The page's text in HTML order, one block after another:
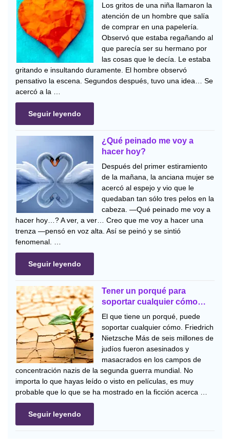
Los gritos de una niña llamaron la
atención de un hombre que salía
de comprar en una papelería.
Observó que estaba regañando al
que parecía ser su hermano por
las cosas que le decía. Le estaba
gritando e insultando duramente. El hombre observó
pensativo la escena. Segundos después, tuvo una idea… Se
acercó a la …
Seguir leyendo
¿Qué peinado me voy a
hacer hoy?
Después del primer estiramiento
de la mañana, la anciana mujer se
acercó al espejo y vio que le
quedaban tan sólo tres pelos en la
cabeza. —Qué peinado me voy a
hacer hoy…? A ver, a ver… Creo que me voy a hacer una
trenza —pensó en voz alta. Así se peinó y se sintió
fenomenal. …
Seguir leyendo
Tener un porqué para
soportar cualquier cómo…
El que tiene un porqué, puede
soportar cualquier cómo. Friedrich
Nietzsche Más de seis millones de
judíos fueron asesinados y
masacrados en los campos de
concentración nazis de la segunda guerra mundial. No
importa lo que hayas leído o visto en películas, es muy
probable que lo que se ha mostrado en la ficción acerca …
Seguir leyendo